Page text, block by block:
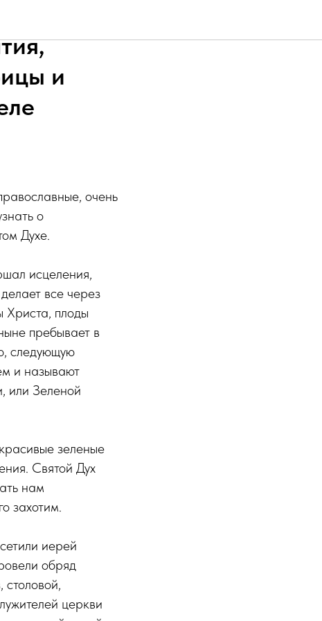
и
очень
о
Духе.
исцеления,
все через
Христа, плоды
пребывает в
следующую
и называют
или Зеленой
зеленые
Святой Дух
нам
захотим.
иерей
обряд
церкви